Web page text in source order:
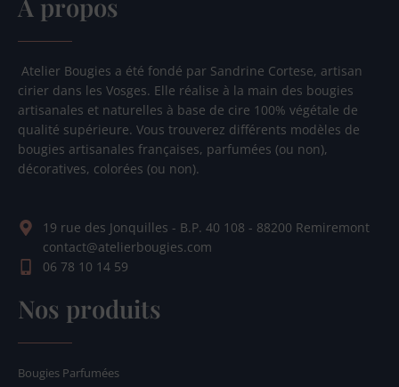
A propos
Atelier Bougies a été fondé par Sandrine Cortese, artisan
cirier dans les Vosges. Elle réalise à la main des bougies
artisanales et naturelles à base de cire 100% végétale de
qualité supérieure. Vous trouverez différents modèles de
bougies artisanales françaises, parfumées (ou non),
décoratives, colorées (ou non).
19 rue des Jonquilles - B.P. 40 108 - 88200 Remiremont
contact@atelierbougies.com
06 78 10 14 59
Nos produits
Bougies Parfumées